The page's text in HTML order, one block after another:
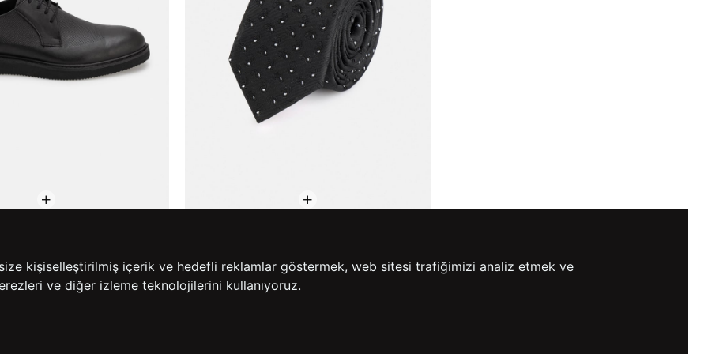
%50
%50 İndirim!
%43
₺399,90
₺699,90
2. Ürüne %50 İndirim!
kişiselleştirilmiş içerik ve hedefli reklamlar göstermek, web sitesi trafiğimizi analiz etmek ve
ve diğer izleme teknolojilerini kullanıyoruz.